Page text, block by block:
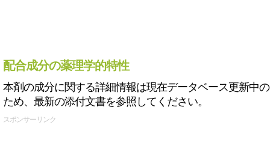
配合成分の薬理学的特性
本剤の成分に関する詳細情報は現在データベース更新中の
ため、最新の添付文書を参照してください。
スポンサーリンク